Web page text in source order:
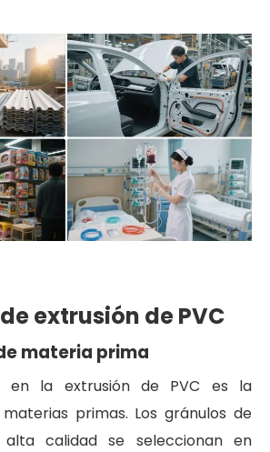
extrusión de PVC
materia prima
en la extrusión de PVC es la
primas. Los gránulos de
calidad se seleccionan en